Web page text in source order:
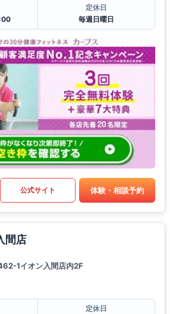
定休日
毎週日曜日
公式サイト 体験・相談予約
間店
1イオン入間店内2F
定休日